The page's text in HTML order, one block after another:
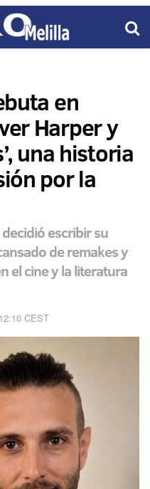
en
Harper y
una historia
por la
escribir su
de remakes y
el cine y la literatura
CEST